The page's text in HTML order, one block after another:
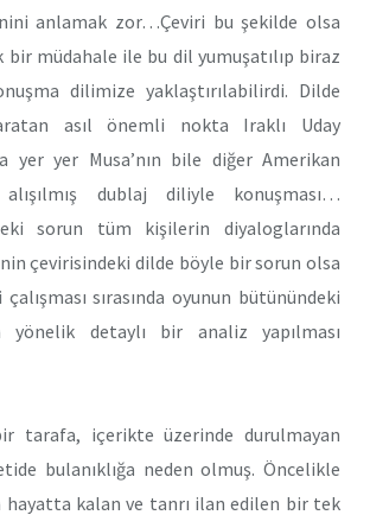
anlamak zor…Çeviri bu şekilde olsa
müdahale ile bu dil yumuşatılıp biraz
dilimize yaklaştırılabilirdi. Dilde
asıl önemli nokta Iraklı Uday
yer yer Musa’nın bile diğer Amerikan
dublaj diliyle konuşması…
sorun tüm kişilerin diyaloglarında
çevirisindeki dilde böyle bir sorun olsa
sırasında oyunun bütünündeki
yönelik detaylı bir analiz yapılması
tarafa, içerikte üzerinde durulmayan
bulanıklığa neden olmuş. Öncelikle
hayatta kalan ve tanrı ilan edilen bir tek